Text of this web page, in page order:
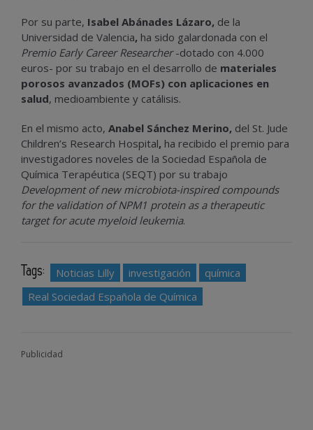
Por su parte, Isabel Abánades Lázaro, de la
Universidad de Valencia, ha sido galardonada con el
Premio Early Career Researcher-dotado con 4.000
euros- por su trabajo en el desarrollo de materiales
porosos avanzados (MOFs) con aplicaciones en
salud, medioambiente y catálisis.
En el mismo acto, Anabel Sánchez Merino, del St. Jude
Children’s Research Hospital, ha recibido el premio para
investigadores noveles de la Sociedad Española de
Química Terapéutica (SEQT) por su trabajo
Development of new microbiota-inspired compounds
for the validation of NPM1 protein as a therapeutic
target for acute myeloid leukemia.
Tags: Noticias Lilly investigación
química
Real Sociedad Española de Química
Publicidad